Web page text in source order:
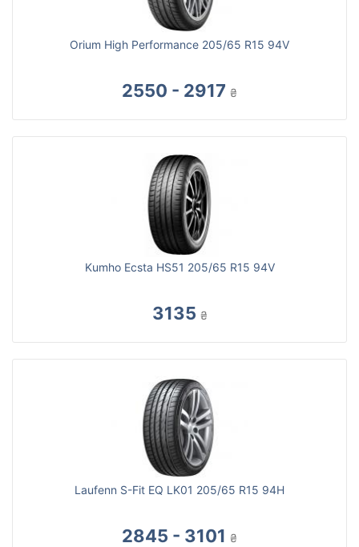
Orium High Performance 205/65 R15 94V
2550 - 2917 ₴
Kumho Ecsta HS51 205/65 R15 94V
3135 ₴
Laufenn S-Fit EQ LK01 205/65 R15 94H
2845 - 3101 ₴